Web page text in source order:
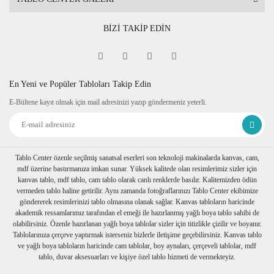
BİZİ TAKİP EDİN
En Yeni ve Popüler Tabloları Takip Edin
E-Bültene kayıt olmak için mail adresinizi yazıp göndermeniz yeterli.
Tablo Center özenle seçilmiş sanatsal eserleri son teknoloji makinalarda kanvas, cam,
mdf üzerine bastırmanıza imkan sunar. Yüksek kalitede olan resimlerimiz sizler için
kanvas tablo, mdf tablo, cam tablo olarak canlı renklerde basılır. Kalitemizden ödün
vermeden tablo haline getirilir. Aynı zamanda fotoğraflarınızı Tablo Center ekibimize
göndererek resimlerinizi tablo olmasına olanak sağlar. Kanvas tabloların haricinde
akademik ressamlarımız tarafından el emeği ile hazırlanmış yağlı boya tablo sahibi de
olabilirsiniz. Özenle hazırlanan yağlı boya tablolar sizler için titizlikle çizilir ve boyanır.
Tablolarınıza çerçeve yaptırmak isterseniz bizlerle iletişime geçebilirsiniz. Kanvas tablo
ve yağlı boya tabloların haricinde cam tablolar, boy aynaları, çerçeveli tablolar, mdf
tablo, duvar aksesuarları ve kişiye özel tablo hizmeti de vermekteyiz.